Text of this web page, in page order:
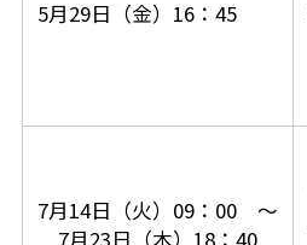
5月29日（金）16：45
7月14日（火）09：00 ～
7月23日（木）18：40